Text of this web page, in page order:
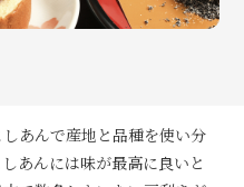
あんで産地と品種を使い分
あんには味が最高に良いと